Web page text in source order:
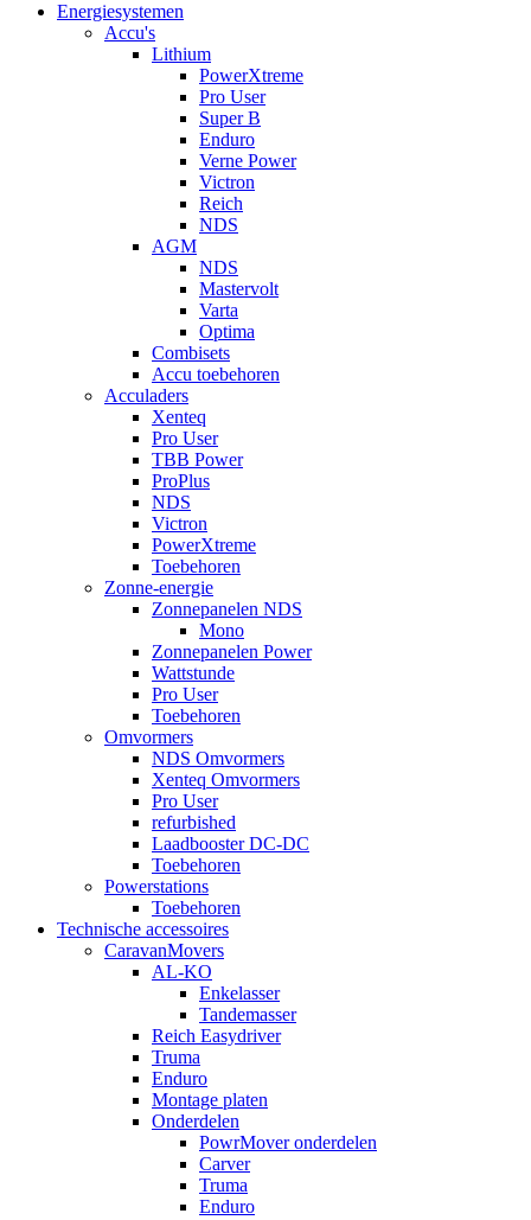
Energiesystemen
Accu's
Lithium
PowerXtreme
Pro User
Super B
Enduro
Verne Power
Victron
Reich
NDS
AGM
NDS
Mastervolt
Varta
Optima
Combisets
Accu toebehoren
Acculaders
Xenteq
Pro User
TBB Power
ProPlus
NDS
Victron
PowerXtreme
Toebehoren
Zonne-energie
Zonnepanelen NDS
Mono
Zonnepanelen Power
Wattstunde
Pro User
Toebehoren
Omvormers
NDS Omvormers
Xenteq Omvormers
Pro User
refurbished
Laadbooster DC-DC
Toebehoren
Powerstations
Toebehoren
Technische accessoires
CaravanMovers
AL-KO
Enkelasser
Tandemasser
Reich Easydriver
Truma
Enduro
Montage platen
Onderdelen
PowrMover onderdelen
Carver
Truma
Enduro